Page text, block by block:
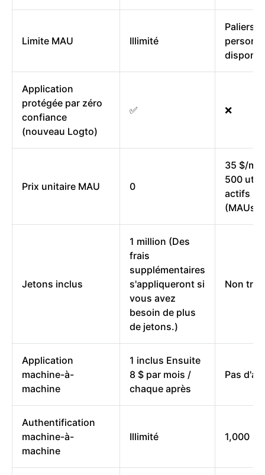
Limite MAU Illimité
Paliers
Application
protégée par zéro
confiance
(nouveau Logto)
✅ ❌
Prix unitaire MAU 0
35 $/
500
actifs
(MAUs)
Jetons inclus
1 million (Des
frais
supplémentaires
s'appliqueront si
vous avez
besoin de plus
de jetons.)
Non
Application
machine-à-
machine
1 inclus Ensuite
8 $ par mois /
chaque après
Pas
Authentification
machine-à-
machine
Illimité 1,000